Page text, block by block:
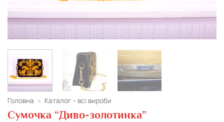
Головна » Каталог – всі вироби
Сумочка “Диво-золотинка”